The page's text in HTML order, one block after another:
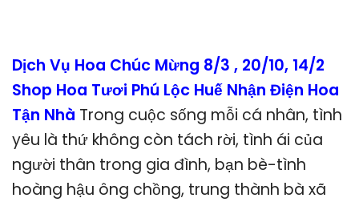
Dịch Vụ Hoa Chúc Mừng 8/3 , 20/10, 14/2
Shop Hoa Tươi Phú Lộc Huế Nhận Điện Hoa
Tận Nhà Trong cuộc sống mỗi cá nhân, tình
yêu là thứ không còn tách rời, tình ái của
người thân trong gia đình, bạn bè-tình
hoàng hậu ông chồng, trung thành bà xã